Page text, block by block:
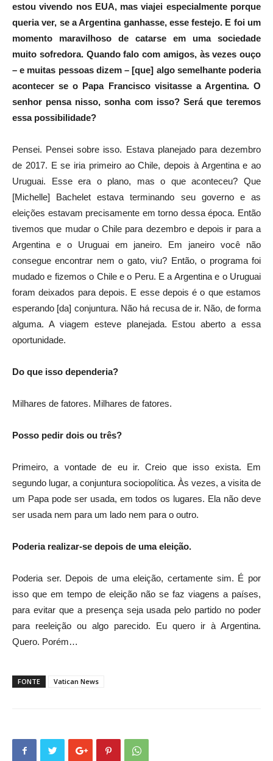
estou vivendo nos EUA, mas viajei especialmente porque
queria ver, se a Argentina ganhasse, esse festejo. E foi um
momento maravilhoso de catarse em uma sociedade
muito sofredora. Quando falo com amigos, às vezes ouço
– e muitas pessoas dizem – [que] algo semelhante poderia
acontecer se o Papa Francisco visitasse a Argentina. O
senhor pensa nisso, sonha com isso? Será que teremos
essa possibilidade?
Pensei. Pensei sobre isso. Estava planejado para dezembro
de 2017. E se iria primeiro ao Chile, depois à Argentina e ao
Uruguai. Esse era o plano, mas o que aconteceu? Que
[Michelle] Bachelet estava terminando seu governo e as
eleições estavam precisamente em torno dessa época. Então
tivemos que mudar o Chile para dezembro e depois ir para a
Argentina e o Uruguai em janeiro. Em janeiro você não
consegue encontrar nem o gato, viu? Então, o programa foi
mudado e fizemos o Chile e o Peru. E a Argentina e o Uruguai
foram deixados para depois. E esse depois é o que estamos
esperando [da] conjuntura. Não há recusa de ir. Não, de forma
alguma. A viagem esteve planejada. Estou aberto a essa
oportunidade.
Do que isso dependeria?
Milhares de fatores. Milhares de fatores.
Posso pedir dois ou três?
Primeiro, a vontade de eu ir. Creio que isso exista. Em
segundo lugar, a conjuntura sociopolítica. Às vezes, a visita de
um Papa pode ser usada, em todos os lugares. Ela não deve
ser usada nem para um lado nem para o outro.
Poderia realizar-se depois de uma eleição.
Poderia ser. Depois de uma eleição, certamente sim. É por
isso que em tempo de eleição não se faz viagens a países,
para evitar que a presença seja usada pelo partido no poder
para reeleição ou algo parecido. Eu quero ir à Argentina.
Quero. Porém…
FONTE Vatican News